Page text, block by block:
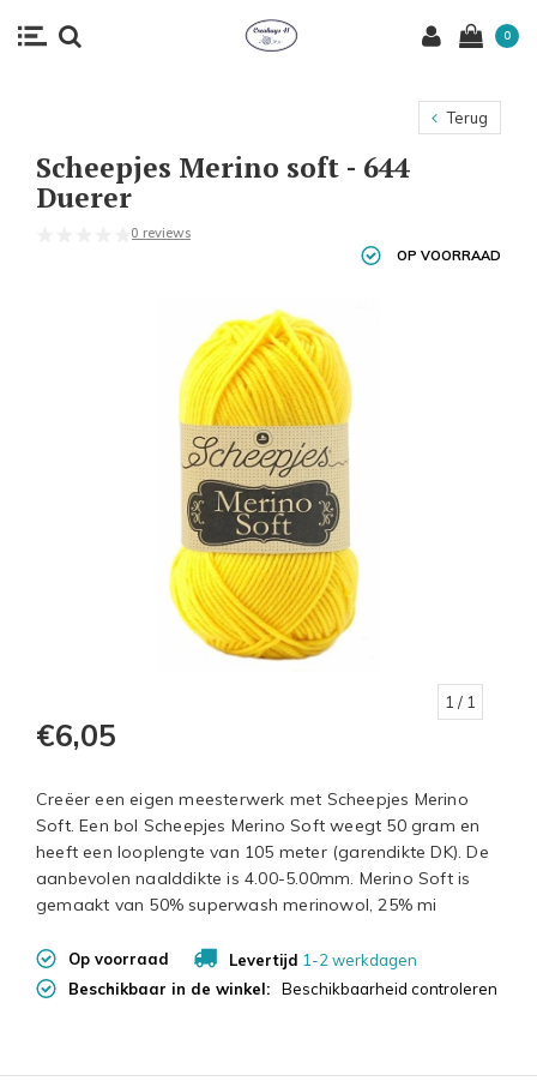
0
Terug
Scheepjes Merino soft - 644
Duerer
0 reviews
OP VOORRAAD
1 / 1
€6,05
Creëer een eigen meesterwerk met Scheepjes Merino
Soft. Een bol Scheepjes Merino Soft weegt 50 gram en
heeft een looplengte van 105 meter (garendikte DK). De
aanbevolen naalddikte is 4.00-5.00mm. Merino Soft is
gemaakt van 50% superwash merinowol, 25% mi
Op voorraad Levertijd 1-2 werkdagen
Beschikbaar in de winkel:
Beschikbaarheid controleren